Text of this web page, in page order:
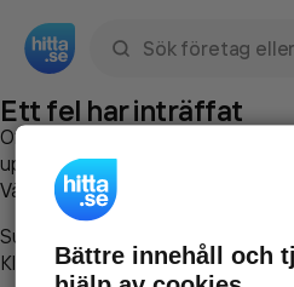
Ett fel har inträffat
Om du vill kan du
uppstod så att vi lättare och
Vänligen försök med följande:
Surfa till
Klicka påTillbaka-knappen i
Bättre innehåll och